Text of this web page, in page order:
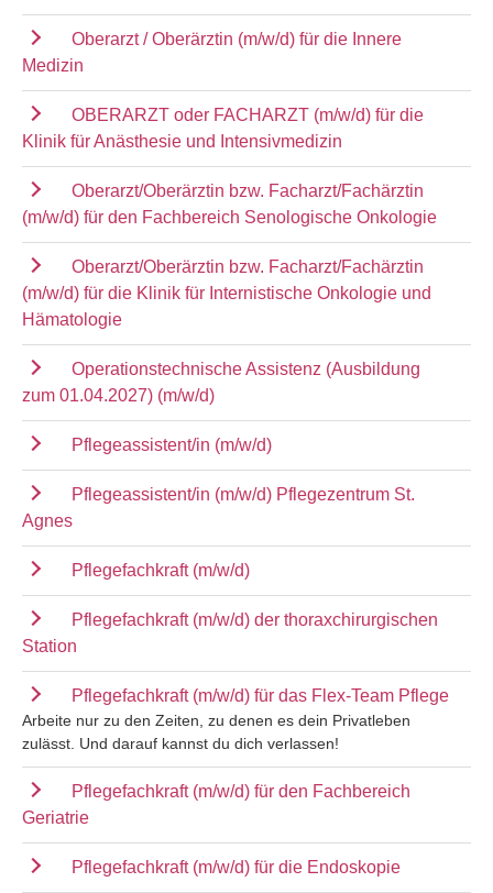
Oberarzt / Oberärztin (m/w/d) für die Innere
Medizin
OBERARZT oder FACHARZT (m/w/d) für die
Klinik für Anästhesie und Intensivmedizin
Oberarzt/Oberärztin bzw. Facharzt/Fachärztin
(m/w/d) für den Fachbereich Senologische Onkologie
Oberarzt/Oberärztin bzw. Facharzt/Fachärztin
(m/w/d) für die Klinik für Internistische Onkologie und
Hämatologie
Operationstechnische Assistenz (Ausbildung
zum 01.04.2027) (m/w/d)
Pflegeassistent/in (m/w/d)
Pflegeassistent/in (m/w/d) Pflegezentrum St.
Agnes
Pflegefachkraft (m/w/d)
Pflegefachkraft (m/w/d) der thoraxchirurgischen
Station
Pflegefachkraft (m/w/d) für das Flex-Team Pflege
Arbeite nur zu den Zeiten, zu denen es dein Privatleben
zulässt. Und darauf kannst du dich verlassen!
Pflegefachkraft (m/w/d) für den Fachbereich
Geriatrie
Pflegefachkraft (m/w/d) für die Endoskopie